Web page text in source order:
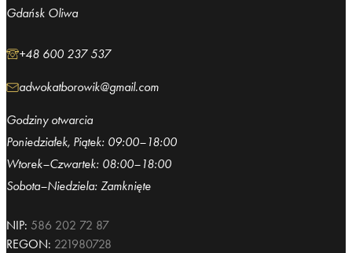
NIP: 586 202 72 87
REGON: 221980728
Gdańsk Oliwa
+48 600 237 537
adwokatborowik@gmail.com
Godziny otwarcia
Poniedziałek, Piątek: 09:00–18:00
Wtorek–Czwartek: 08:00–18:00
Sobota–Niedziela: Zamknięte